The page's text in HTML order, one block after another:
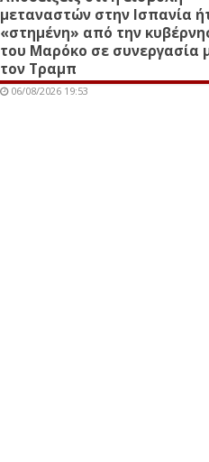
μεταναστών στην Ισπανία
«στημένη» από την
του Μαρόκο σε συνεργασία
τον Τραμπ
06/08/2026 19:53